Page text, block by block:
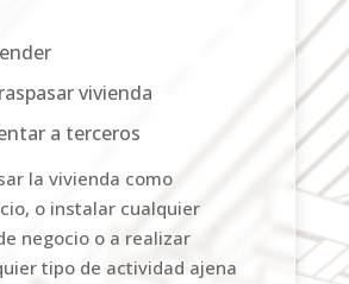
vivienda
a terceros
la vivienda como
o instalar cualquier
negocio o a realizar
tipo de actividad ajena